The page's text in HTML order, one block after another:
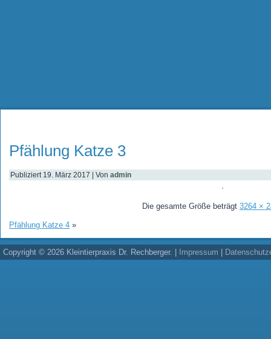
Pfählung Katze 3
Publiziert 19. März 2017 Von admin
Die gesamte Größe beträgt 3264 ×
Pfählung Katze 4 »
Copyright © 2026 Kleintierpraxis Dr. Rechberger. | Impressum